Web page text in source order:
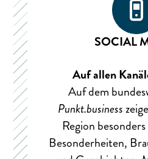
SOCIAL
Auf allen
Auf dem
Punkt.business
Region
Besonderheiten,